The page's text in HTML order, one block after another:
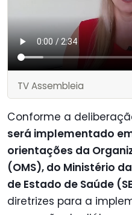
TV Assembleia
Conforme a
será implementado
orientações da
(OMS), do Ministério
de Estado de Saúde
diretrizes para a